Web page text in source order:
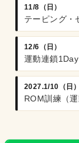
11/8（日）
テーピング・
12/6（日）
運動連鎖1Day
2027.1/10（日）
ROM訓練（運